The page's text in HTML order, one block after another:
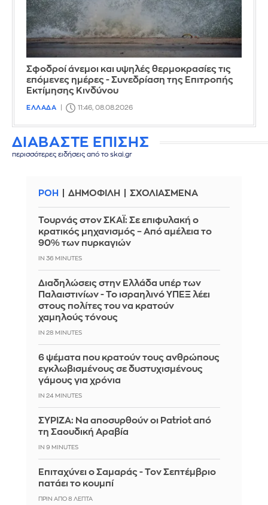
Σφοδροί άνεμοι και υψηλές θερμοκρασίες τις
επόμενες ημέρες - Συνεδρίαση της Επιτροπής
Εκτίμησης Κινδύνου
ΕΛΛΑΔΑ 11:46, 08.08.2026
ΔΙΑΒΑΣΤΕ ΕΠΙΣΗΣ
περισσότερες ειδήσεις από το skai.gr
ΡΟΗ ΔΗΜΟΦΙΛΗ ΣΧΟΛΙΑΣΜΕΝΑ
Τουρνάς στον ΣΚΑΪ: Σε επιφυλακή ο
κρατικός μηχανισμός – Από αμέλεια το
90% των πυρκαγιών
IN 36 MINUTES
Διαδηλώσεις στην Ελλάδα υπέρ των
Παλαιστινίων - Το ισραηλινό ΥΠΕΞ λέει
στους πολίτες του να κρατούν
χαμηλούς τόνους
IN 28 MINUTES
6 ψέματα που κρατούν τους ανθρώπους
εγκλωβισμένους σε δυστυχισμένους
γάμους για χρόνια
IN 24 MINUTES
ΣΥΡΙΖΑ: Να αποσυρθούν οι Patriot από
τη Σαουδική Αραβία
IN 9 MINUTES
Επιταχύνει ο Σαμαράς - Τον Σεπτέμβριο
πατάει το κουμπί
ΠΡΙΝ ΑΠΌ 8 ΛΕΠΤΆ